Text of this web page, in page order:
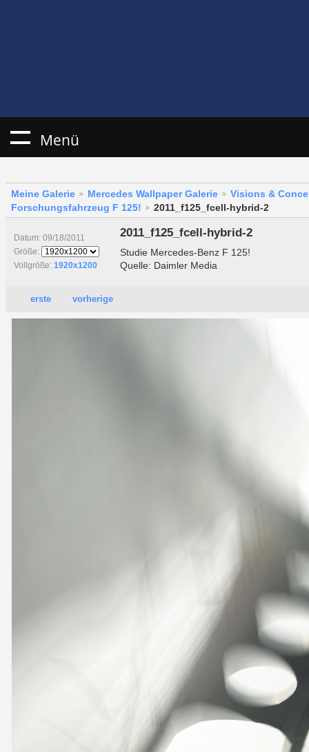
Menü
Meine Galerie Mercedes Wallpaper Galerie
Visions &
Forschungsfahrzeug F 125!
2011_f125_fcell-hybrid-2
Datum: 09/18/2011
Größe:
Vollgröße: 1920x1200
2011_f125_fcell-hybrid-2
Studie Mercedes-Benz F 125!
Quelle: Daimler Media
erste vorherige